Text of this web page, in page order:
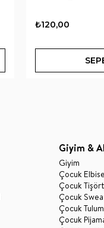
₺120,00
Giyim &
Giyim
Çocuk Elbise
Çocuk Tişört
Çocuk
Çocuk
Çocuk